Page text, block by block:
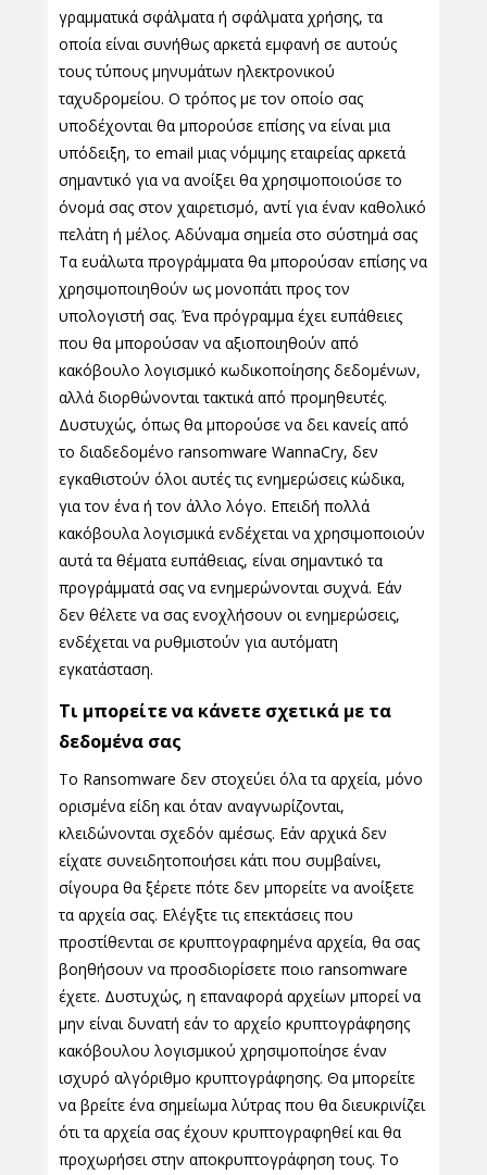
γραμματικά σφάλματα ή σφάλματα χρήσης, τα
οποία είναι συνήθως αρκετά εμφανή σε αυτούς
τους τύπους μηνυμάτων ηλεκτρονικού
ταχυδρομείου. Ο τρόπος με τον οποίο σας
υποδέχονται θα μπορούσε επίσης να είναι μια
υπόδειξη, το email μιας νόμιμης εταιρείας αρκετά
σημαντικό για να ανοίξει θα χρησιμοποιούσε το
όνομά σας στον χαιρετισμό, αντί για έναν καθολικό
πελάτη ή μέλος. Αδύναμα σημεία στο σύστημά σας
Τα ευάλωτα προγράμματα θα μπορούσαν επίσης να
χρησιμοποιηθούν ως μονοπάτι προς τον
υπολογιστή σας. Ένα πρόγραμμα έχει ευπάθειες
που θα μπορούσαν να αξιοποιηθούν από
κακόβουλο λογισμικό κωδικοποίησης δεδομένων,
αλλά διορθώνονται τακτικά από προμηθευτές.
Δυστυχώς, όπως θα μπορούσε να δει κανείς από
το διαδεδομένο ransomware WannaCry, δεν
εγκαθιστούν όλοι αυτές τις ενημερώσεις κώδικα,
για τον ένα ή τον άλλο λόγο. Επειδή πολλά
κακόβουλα λογισμικά ενδέχεται να χρησιμοποιούν
αυτά τα θέματα ευπάθειας, είναι σημαντικό τα
προγράμματά σας να ενημερώνονται συχνά. Εάν
δεν θέλετε να σας ενοχλήσουν οι ενημερώσεις,
ενδέχεται να ρυθμιστούν για αυτόματη
εγκατάσταση.
Τι μπορείτε να κάνετε σχετικά με τα
δεδομένα σας
Το Ransomware δεν στοχεύει όλα τα αρχεία, μόνο
ορισμένα είδη και όταν αναγνωρίζονται,
κλειδώνονται σχεδόν αμέσως. Εάν αρχικά δεν
είχατε συνειδητοποιήσει κάτι που συμβαίνει,
σίγουρα θα ξέρετε πότε δεν μπορείτε να ανοίξετε
τα αρχεία σας. Ελέγξτε τις επεκτάσεις που
προστίθενται σε κρυπτογραφημένα αρχεία, θα σας
βοηθήσουν να προσδιορίσετε ποιο ransomware
έχετε. Δυστυχώς, η επαναφορά αρχείων μπορεί να
μην είναι δυνατή εάν το αρχείο κρυπτογράφησης
κακόβουλου λογισμικού χρησιμοποίησε έναν
ισχυρό αλγόριθμο κρυπτογράφησης. Θα μπορείτε
να βρείτε ένα σημείωμα λύτρας που θα διευκρινίζει
ότι τα αρχεία σας έχουν κρυπτογραφηθεί και θα
προχωρήσει στην αποκρυπτογράφηση τους. Το